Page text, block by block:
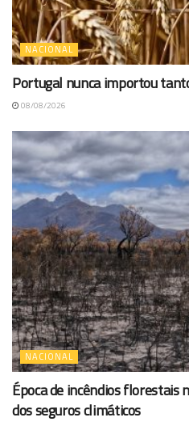
NACIONAL
Portugal nunca importou
08/08/2026
NACIONAL
Época de incêndios florestais
dos seguros climáticos